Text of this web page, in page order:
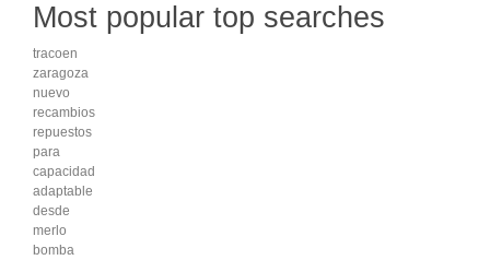
Most popular top searches
tracoen
zaragoza
nuevo
recambios
repuestos
para
capacidad
adaptable
desde
merlo
bomba